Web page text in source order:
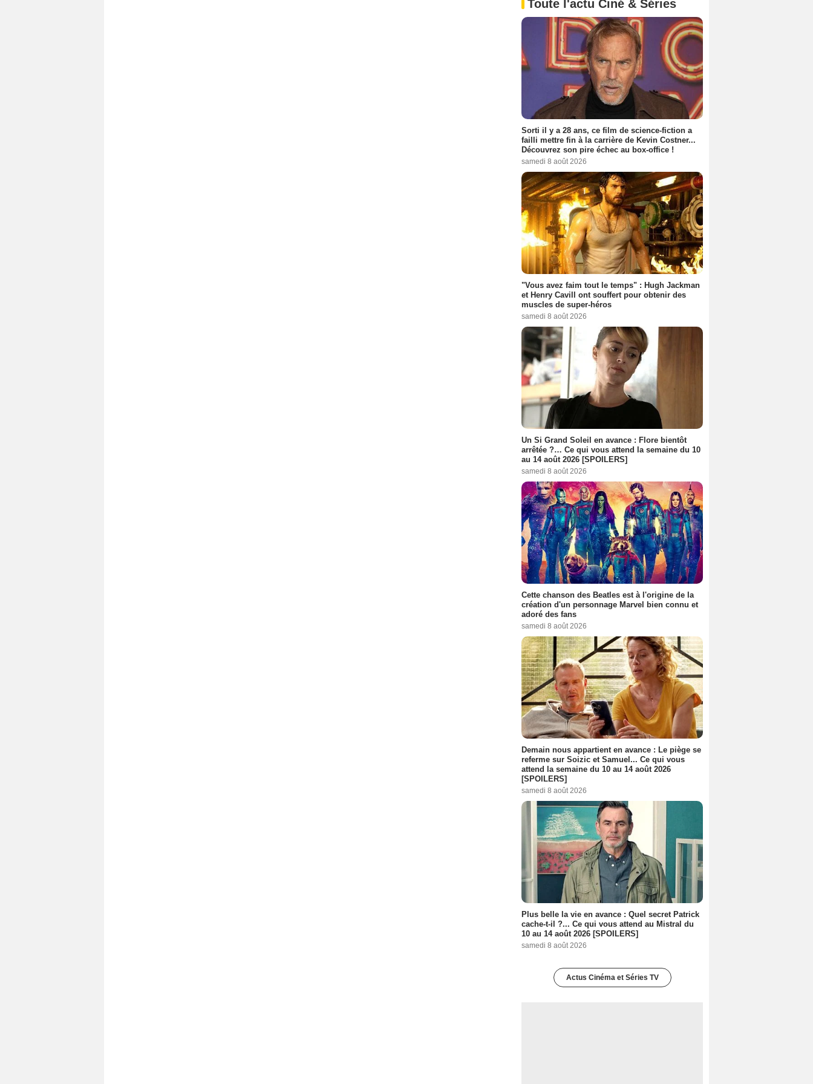
Toute l'actu Ciné & Séries
Sorti il y a 28 ans, ce film de science-fiction a
failli mettre fin à la carrière de Kevin Costner...
Découvrez son pire échec au box-office !
samedi 8 août 2026
"Vous avez faim tout le temps" : Hugh Jackman
et Henry Cavill ont souffert pour obtenir des
muscles de super-héros
samedi 8 août 2026
Un Si Grand Soleil en avance : Flore bientôt
arrêtée ?… Ce qui vous attend la semaine du 10
au 14 août 2026 [SPOILERS]
samedi 8 août 2026
Cette chanson des Beatles est à l'origine de la
création d'un personnage Marvel bien connu et
adoré des fans
samedi 8 août 2026
Demain nous appartient en avance : Le piège se
referme sur Soizic et Samuel... Ce qui vous
attend la semaine du 10 au 14 août 2026
[SPOILERS]
samedi 8 août 2026
Plus belle la vie en avance : Quel secret Patrick
cache-t-il ?... Ce qui vous attend au Mistral du
10 au 14 août 2026 [SPOILERS]
samedi 8 août 2026
Actus Cinéma et Séries TV